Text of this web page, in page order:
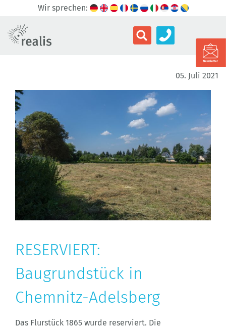
Wir sprechen:
05. Juli 2021
RESERVIERT:
Baugrundstück in
Chemnitz-Adelsberg
Das Flurstück 1865 wurde reserviert. Die